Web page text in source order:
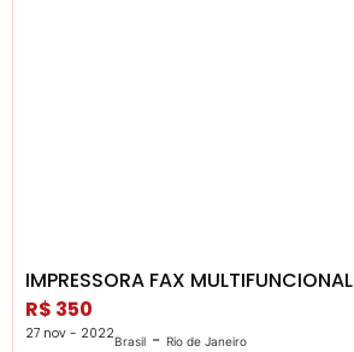
IMPRESSORA FAX MULTIFUNCIONAL
R$ 350
27 nov - 2022Brasil - Rio de Janeiro